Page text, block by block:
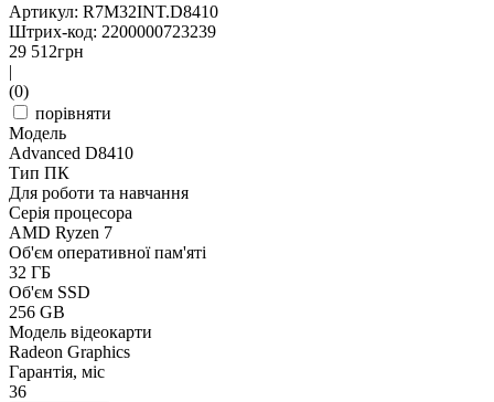
Артикул: R7M32INT.D8410
Штрих-код: 2200000723239
29 512грн
|
(0)
порівняти
Модель
Advanced D8410
Тип ПК
Для роботи та навчання
Серія процесора
AMD Ryzen 7
Об'єм оперативної пам'яті
32 ГБ
Об'єм SSD
256 GB
Модель відеокарти
Radeon Graphics
Гарантія, міс
36